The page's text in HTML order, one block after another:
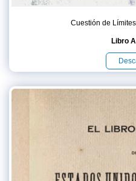
Cuestión de
Libro